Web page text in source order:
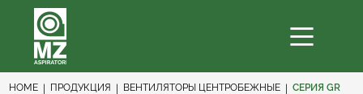
HOME ПРОДУКЦИЯ ВЕНТИЛЯТОРЫ ЦЕНТРОБЕЖНЫЕ СЕРИЯ GR